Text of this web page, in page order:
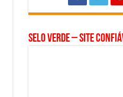
Selo Verde – Site